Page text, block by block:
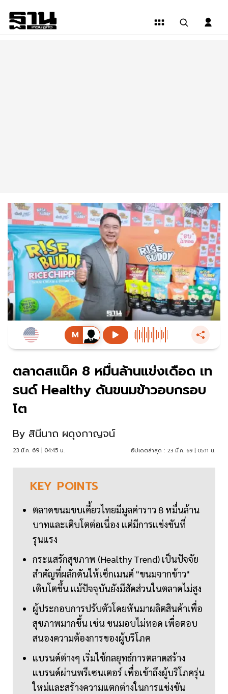
ตลาดสแน็ค 8 หมื่นล้านแข่งเดือด เท
รนด์ Healthy ดันขนมข้าวอบกรอบ
โต
By สินีนาถ ผดุงกาญจน์
23 มี.ค. 69 | 04:45 น. อัปเดตล่าสุด : 23 มี.ค. 69 | 05:11 น.
KEY POINTS
ตลาดขนมขบเคี้ยวไทยมีมูลค่าราว 8 หมื่นล้าน
บาทและเติบโตต่อเนื่อง แต่มีการแข่งขันที่
รุนแรง
กระแสรักสุขภาพ (Healthy Trend) เป็นปัจจัย
สำคัญที่ผลักดันให้เซ็กเมนต์ "ขนมจากข้าว"
เติบโตขึ้น แม้ปัจจุบันยังมีสัดส่วนในตลาดไม่สูง
ผู้ประกอบการปรับตัวโดยหันมาผลิตสินค้าเพื่อ
สุขภาพมากขึ้น เช่น ขนมอบไม่ทอด เพื่อตอบ
สนองความต้องการของผู้บริโภค
แบรนด์ต่างๆ เริ่มใช้กลยุทธ์การตลาดสร้าง
แบรนด์ผ่านพรีเซนเตอร์ เพื่อเข้าถึงผู้บริโภครุ่น
ใหม่และสร้างความแตกต่างในการแข่งขัน